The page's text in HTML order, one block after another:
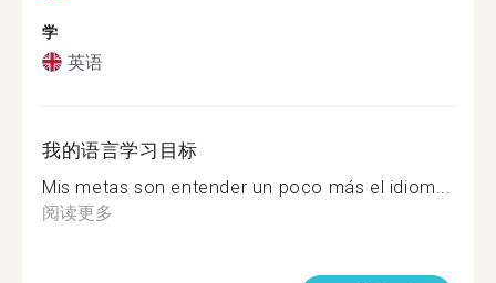
学
英语
我的语言学习目标
Mis metas son entender un poco más el idiom...
阅读更多